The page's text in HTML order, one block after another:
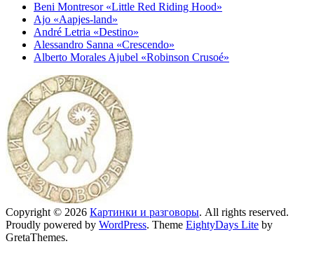
Beni Montresor «Little Red Riding Hood»
Ajo «Aapjes-land»
André Letria «Destino»
Alessandro Sanna «Crescendo»
Alberto Morales Ajubel «Robinson Crusoé»
Copyright © 2026 Картинки и разговоры. All rights reserved.
Proudly powered by WordPress. Theme EightyDays Lite by
GretaThemes.